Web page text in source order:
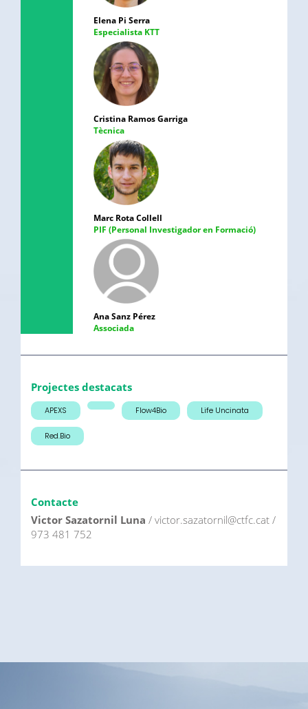
Elena Pi Serra
Especialista KTT
Cristina Ramos Garriga
Tècnica
Marc Rota Collell
PIF (Personal Investigador en Formació)
Ana Sanz Pérez
Associada
Projectes destacats
APEXS Flow4Bio Life Uncinata
Red.Bio
Contacte
Victor Sazatornil Luna / victor.sazatornil@ctfc.cat /
973 481 752